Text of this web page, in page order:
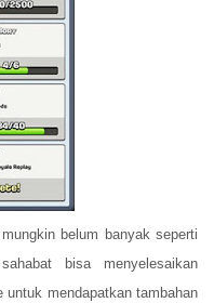
belum banyak seperti
bisa menyelesaikan
mendapatkan tambahan